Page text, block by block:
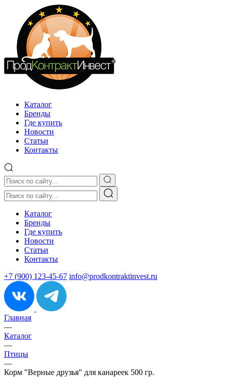
Каталог
Бренды
Где купить
Новости
Статьи
Контакты
Каталог
Бренды
Где купить
Новости
Статьи
Контакты
+7 (900) 123-45-67 info@prodkontraktinvest.ru
Главная
—
Каталог
—
Птицы
—
Корм "Верные друзья" для канареек 500 гр.